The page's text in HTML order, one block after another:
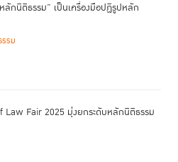
กนิติธรรม” เป็นเครื่องมือปฏิรูปหลัก
รม
Law Fair 2025 มุ่งยกระดับหลักนิติธรรม